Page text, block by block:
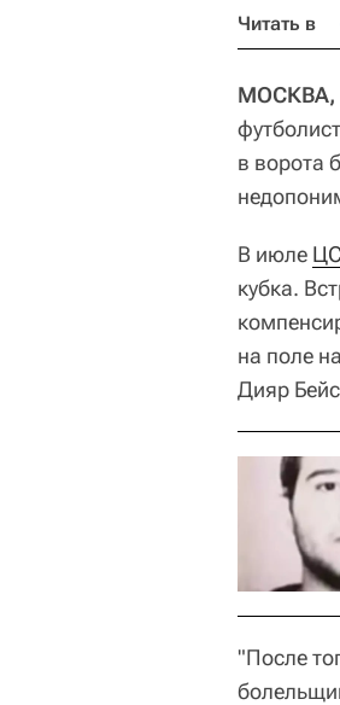
Читать в
МОСКВА,
в ворота
В июле
кубка.
на поле
Дияр
"После